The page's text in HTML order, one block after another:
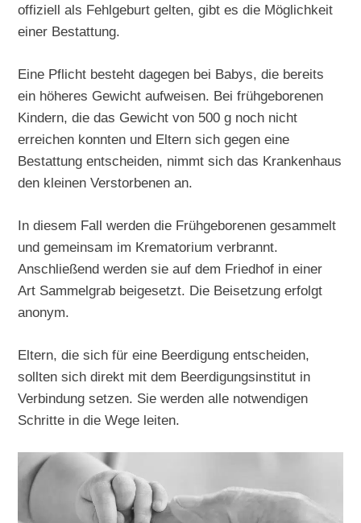
offiziell als Fehlgeburt gelten, gibt es die Möglichkeit
einer Bestattung.
Eine Pflicht besteht dagegen bei Babys, die bereits
ein höheres Gewicht aufweisen. Bei frühgeborenen
Kindern, die das Gewicht von 500 g noch nicht
erreichen konnten und Eltern sich gegen eine
Bestattung entscheiden, nimmt sich das Krankenhaus
den kleinen Verstorbenen an.
In diesem Fall werden die Frühgeborenen gesammelt
und gemeinsam im Krematorium verbrannt.
Anschließend werden sie auf dem Friedhof in einer
Art Sammelgrab beigesetzt. Die Beisetzung erfolgt
anonym.
Eltern, die sich für eine Beerdigung entscheiden,
sollten sich direkt mit dem Beerdigungsinstitut in
Verbindung setzen. Sie werden alle notwendigen
Schritte in die Wege leiten.